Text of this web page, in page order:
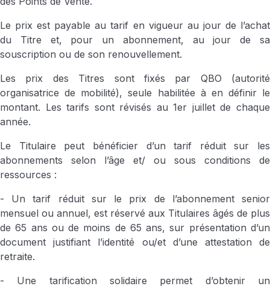
Le prix est payable au tarif en vigueur au jour de l’achat
du Titre et, pour un abonnement, au jour de sa
souscription ou de son renouvellement.
Les prix des Titres sont fixés par QBO (autorité
organisatrice de mobilité), seule habilitée à en définir le
montant. Les tarifs sont révisés au 1er juillet de chaque
année.
Le Titulaire peut bénéficier d’un tarif réduit sur les
abonnements selon l’âge et/ ou sous conditions de
ressources :
- Un tarif réduit sur le prix de l’abonnement senior
mensuel ou annuel, est réservé aux Titulaires âgés de plus
de 65 ans ou de moins de 65 ans, sur présentation d’un
document justifiant l’identité ou/et d’une attestation de
retraite.
- Une tarification solidaire permet d’obtenir un